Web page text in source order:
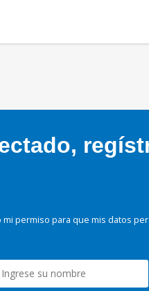
mi permiso para que mis datos